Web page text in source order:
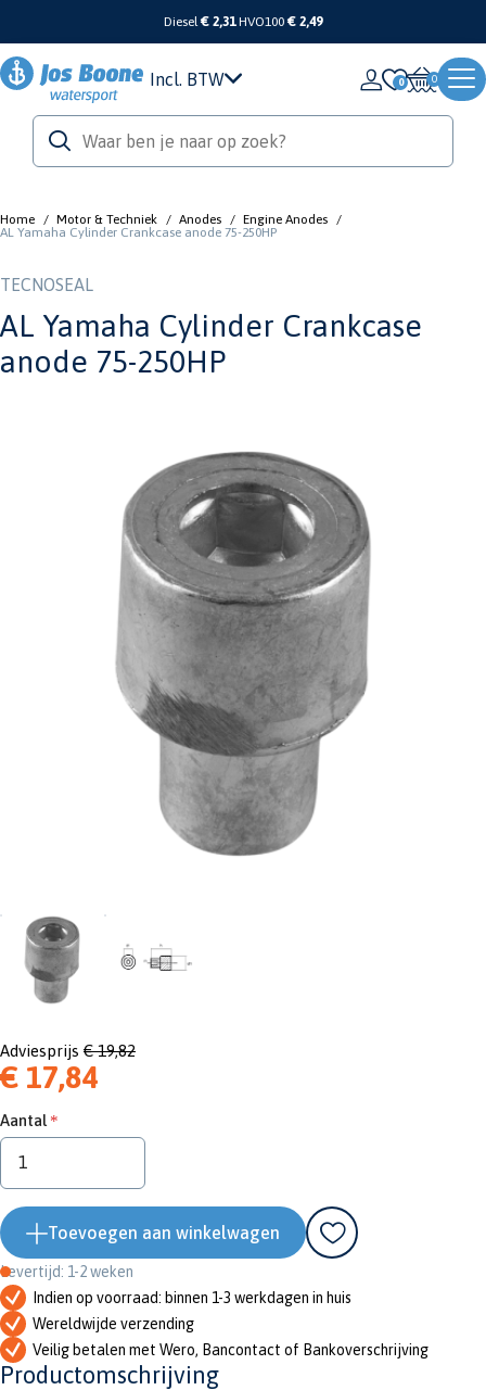
Diesel€ 2,31 HVO100 € 2,49
Incl. BTW 0
Home / Motor & Techniek / Anodes / Engine Anodes /
AL Yamaha Cylinder Crankcase anode 75-250HP
TECNOSEAL
AL Yamaha Cylinder Crankcase
anode 75-250HP
Adviesprijs € 19,82
€ 17,84
Aantal
Toevoegen aan winkelwagen
Levertijd: 1-2 weken
Indien op voorraad: binnen 1-3 werkdagen in huis
Wereldwijde verzending
Veilig betalen met Wero, Bancontact of Bankoverschrijving
Productomschrijving